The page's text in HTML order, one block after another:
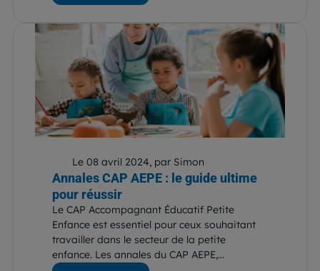
Le 08 avril 2024, par Simon
Annales CAP AEPE : le guide ultime
pour réussir
Le CAP Accompagnant Éducatif Petite
Enfance est essentiel pour ceux souhaitant
travailler dans le secteur de la petite
enfance. Les annales du CAP AEPE,...